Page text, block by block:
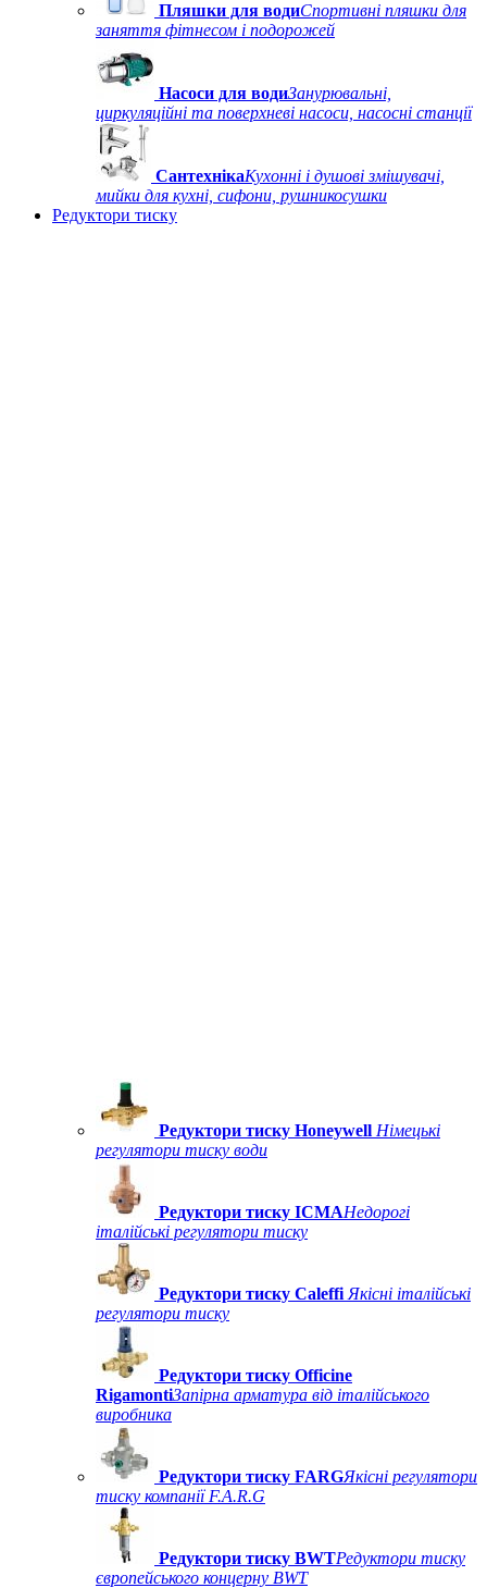
Пляшки для водиСпортивні пляшки для
заняття фітнесом і подорожей
Насоси для водиЗанурювальні,
циркуляційні та поверхневі насоси, насосні станції
СантехнікаКухонні і душові змішувачі,
мийки для кухні, сифони, рушникосушки
Редуктори тиску
Редуктори тиску Honeywell Німецькі
регулятори тиску води
Редуктори тиску ICMAНедорогі
італійські регулятори тиску
Редуктори тиску Caleffi Якісні італійські
регулятори тиску
Редуктори тиску Officine
RigamontiЗапірна арматура від італійського
виробника
Редуктори тиску FARGЯкісні регулятори
тиску компанії F.A.R.G
Редуктори тиску BWTРедуктори тиску
європейського концерну BWT